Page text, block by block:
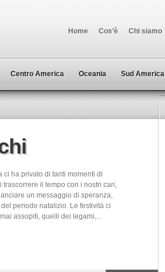
Home Cos’è Chi siamo
Centro America Oceania Sud America
ci ha privato di tanti momenti di
il tempo con i nostri cari,
un messaggio di speranza,
periodo natalizio. Le festività ci
assopiti, quelli dei legami,...